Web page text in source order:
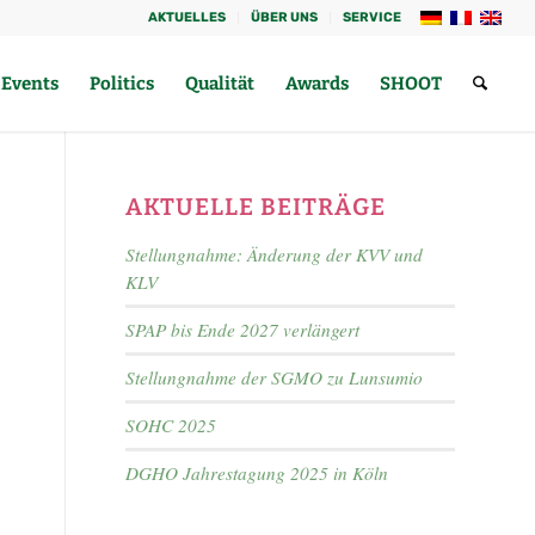
AKTUELLES ÜBER UNS SERVICE
Politics Qualität Awards SHOOT
AKTUELLE BEITRÄGE
Stellungnahme: Änderung der KVV und
KLV
SPAP bis Ende 2027 verlängert
Stellungnahme der SGMO zu Lunsumio
SOHC 2025
DGHO Jahrestagung 2025 in Köln